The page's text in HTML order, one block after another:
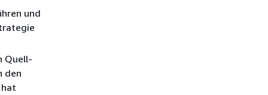
und
Quell-
den